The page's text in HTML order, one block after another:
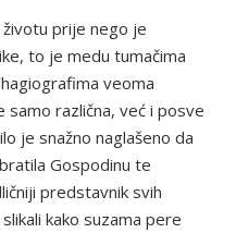
prije nego je
to je medu tumačima
veoma
samo različna, već i posve
je snažno naglašeno da
Gospodinu te
predstavnik svih
kako suzama pere